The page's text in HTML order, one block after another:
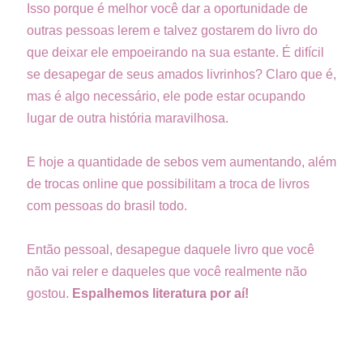
Isso porque é melhor você dar a oportunidade de
outras pessoas lerem e talvez gostarem do livro do
que deixar ele empoeirando na sua estante. É difícil
se desapegar de seus amados livrinhos? Claro que é,
mas é algo necessário, ele pode estar ocupando
lugar de outra história maravilhosa.
E hoje a quantidade de sebos vem aumentando, além
de trocas online que possibilitam a troca de livros
com pessoas do brasil todo.
Então pessoal, desapegue daquele livro que você
não vai reler e daqueles que você realmente não
gostou. Espalhemos literatura por aí!